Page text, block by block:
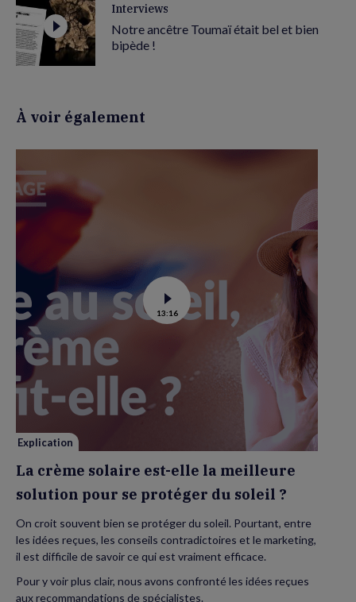
Interviews
Notre ancêtre Toumaï était bel et bien
bipède !
À voir également
Voir
la
vidéo
est-
elle
la
meilleure
solution
protéger
soleil
13:16
Explication
La crème solaire est-elle la meilleure
solution pour se protéger du soleil ?
On croit souvent bien se protéger du soleil. Pourtant, entre
les idées reçues, les conseils contradictoires et le marketing,
il est difficile de savoir ce qui est vraiment efficace.
Pour y voir plus clair, nous avons confronté les idées reçues
aux recommandations de spécialistes.